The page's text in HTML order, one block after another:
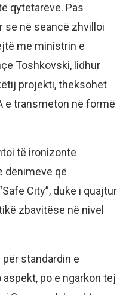
qytetarëve. Pas
se në seancë zhvilloi
me ministrin e
Toshkovski, lidhur
projekti, theksohet
e transmeton në formë
të ironizonte
dënimeve që
City”, duke i quajtur
zbavitëse në nivel
standardin e
po e ngarkon tej